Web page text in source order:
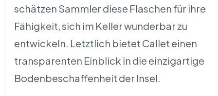
schätzen Sammler diese Flaschen für ihre
Fähigkeit, sich im Keller wunderbar zu
entwickeln. Letztlich bietet Callet einen
transparenten Einblick in die einzigartige
Bodenbeschaffenheit der Insel.